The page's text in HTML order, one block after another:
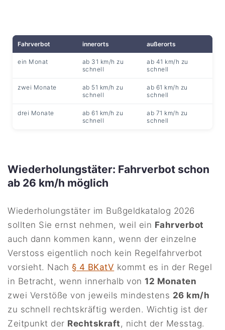
Fahrverbot innerorts außerorts
ein Monat
ab 31 km/h zu
schnell
ab 41 km/h zu
schnell
zwei Monate
ab 51 km/h zu
schnell
ab 61 km/h zu
schnell
drei Monate
ab 61 km/h zu
schnell
ab 71 km/h zu
schnell
Wiederholungstäter: Fahrverbot schon
ab 26 km/h möglich
Wiederholungstäter im Bußgeldkatalog 2026
sollten Sie ernst nehmen, weil ein Fahrverbot
auch dann kommen kann, wenn der einzelne
Verstoss eigentlich noch kein Regelfahrverbot
vorsieht. Nach § 4 BKatV kommt es in der Regel
in Betracht, wenn innerhalb von12 Monaten
zwei Verstöße von jeweils mindestens 26 km/h
zu schnell rechtskräftig werden. Wichtig ist der
Zeitpunkt der Rechtskraft, nicht der Messtag.